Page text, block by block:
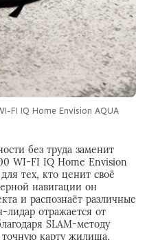
FI IQ Home Envision AQUA
без труда заменит
WI-FI IQ Home Envision
тех, кто ценит своё
навигации он
и распознаёт различные
отражается от
SLAM-методу
точную карту жилища,